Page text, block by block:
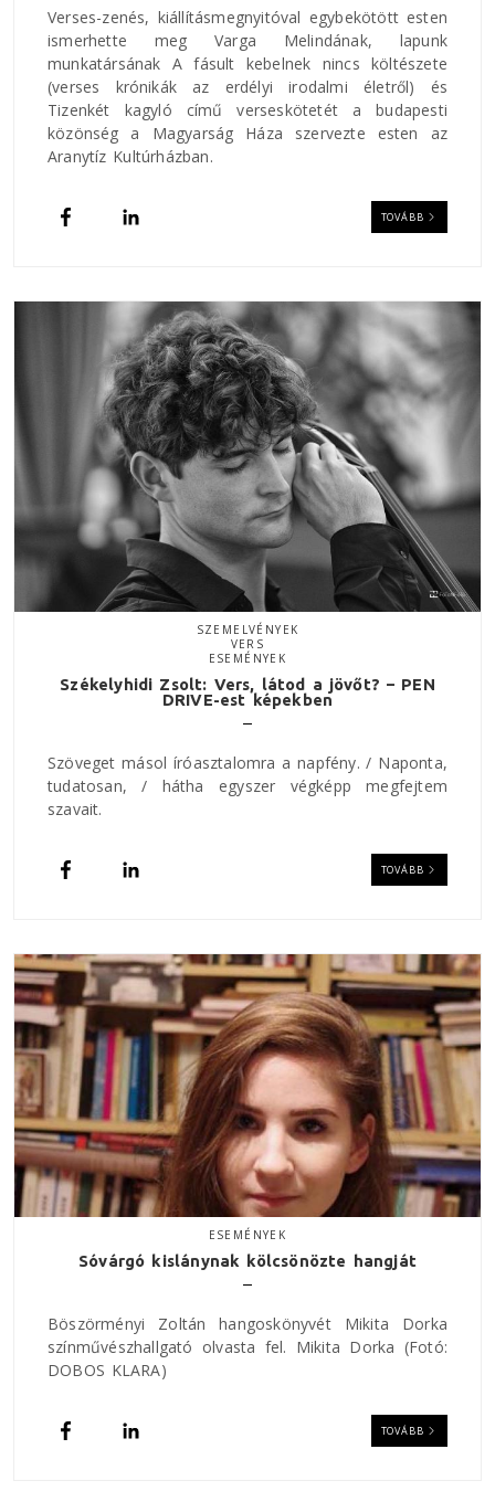
Verses-zenés, kiállításmegnyitóval egybekötött esten
ismerhette meg Varga Melindának, lapunk
munkatársának A fásult kebelnek nincs költészete
(verses krónikák az erdélyi irodalmi életről) és
Tizenkét kagyló című verseskötetét a budapesti
közönség a Magyarság Háza szervezte esten az
Aranytíz Kultúrházban.
TOVÁBB
SZEMELVÉNYEK
VERS
ESEMÉNYEK
Székelyhidi Zsolt: Vers, látod a jövőt? – PEN
DRIVE-est képekben
Szöveget másol íróasztalomra a napfény. / Naponta,
tudatosan, / hátha egyszer végképp megfejtem
szavait.
TOVÁBB
ESEMÉNYEK
Sóvárgó kislánynak kölcsönözte hangját
Böszörményi Zoltán hangoskönyvét Mikita Dorka
színművészhallgató olvasta fel. Mikita Dorka (Fotó:
DOBOS KLARA)
TOVÁBB